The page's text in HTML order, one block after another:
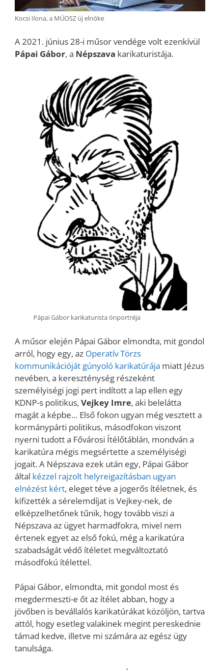
Kocsi Ilona, a MÚOSZ új elnöke
A 2021. június 28-i műsor vendége volt ezenkívül
Pápai Gábor, a Népszava karikaturistája.
Pápai Gábor karikaturista önportréja
A műsor elején Pápai Gábor elmondta, mit gondol
arról, hogy egy, az Operatív Törzs
kommunikációját gúnyoló karikatúrája miatt Jézus
nevében, a kereszténység részeként
személyiségi jogi pert indított a lap ellen egy
KDNP-s politikus, Vejkey Imre, aki belelátta
magát a képbe… Első fokon ugyan még vesztett a
kormánypárti politikus, másodfokon viszont
nyerni tudott a Fővárosi Ítélőtáblán, mondván a
karikatúra mégis megsértette a személyiségi
jogait. A Népszava ezek után egy, Pápai Gábor
által kézzel rajzolt helyreigazításban ugyan
elnézést kért, eleget téve a jogerős ítéletnek, és
kifizették a sérelemdíjat is Vejkey-nek, de
elképzelhetőnek tűnik, hogy tovább viszi a
Népszava az ügyet harmadfokra, mivel nem
értenek egyet az első fokú, még a karikatúra
szabadságát védő ítéletet megváltoztató
másodfokú ítélettel.
Pápai Gábor, elmondta, mit gondol most és
megdermeszti-e őt az ítélet abban, hogy a
jövőben is bevállalós karikatúrákat közöljön, tartva
attól, hogy esetleg valakinek megint pereskednie
támad kedve, illetve mi számára az egész ügy
tanulsága.